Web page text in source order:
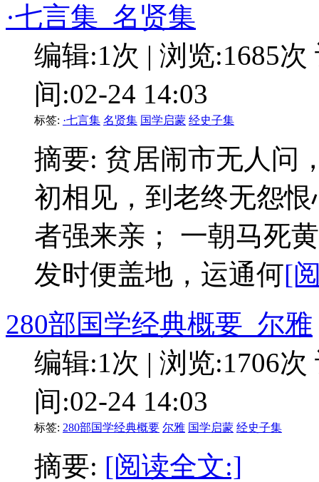
·七言集_名贤集
编辑:1次 | 浏览:1685次
间:02-24 14:03
标签: ·七言集 名贤集 国学启蒙 经史子集
摘要: 贫居闹市无人问
初相见，到老终无怨
者强来亲； 一朝马死
发时便盖地，运通何[
280部国学经典概要_尔雅
编辑:1次 | 浏览:1706次
间:02-24 14:03
标签: 280部国学经典概要 尔雅 国学启蒙 经史子集
摘要: [阅读全文:]